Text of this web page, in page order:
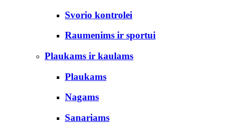
Svorio kontrolei
Raumenims ir sportui
Plaukams ir kaulams
Plaukams
Nagams
Sanariams